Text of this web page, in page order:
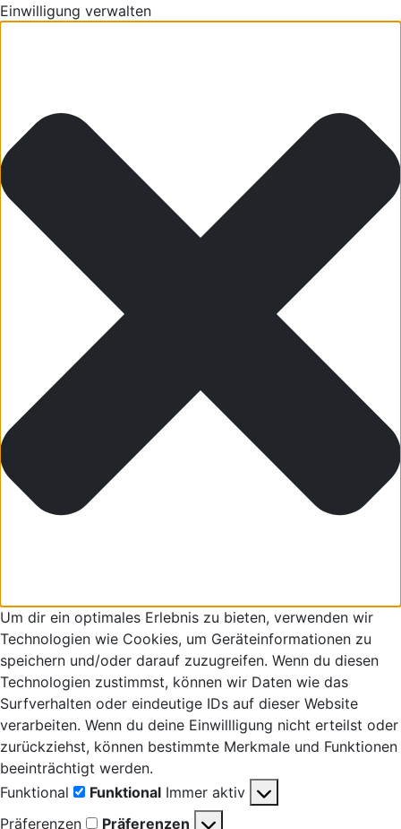
Einwilligung verwalten
Um dir ein optimales Erlebnis zu bieten, verwenden wir
Technologien wie Cookies, um Geräteinformationen zu
speichern und/oder darauf zuzugreifen. Wenn du diesen
Technologien zustimmst, können wir Daten wie das
Surfverhalten oder eindeutige IDs auf dieser Website
verarbeiten. Wenn du deine Einwillligung nicht erteilst oder
zurückziehst, können bestimmte Merkmale und Funktionen
beeinträchtigt werden.
Funktional
Funktional Immer aktiv
Präferenzen
Präferenzen